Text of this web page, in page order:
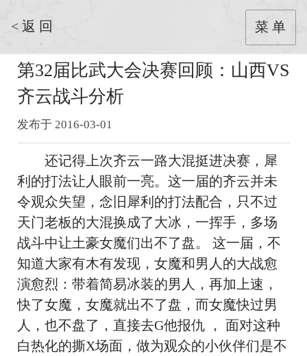
< 返 回 菜 单
第32届比武大会决赛回顾：山西VS
齐云战斗分析
发布于 2016-03-01
还记得上次齐云一路大混挺进决赛，犀
利的打法让人眼前一亮。这一届的齐云并未
令观众失望，念旧犀利的打法配合，只不过
天门老板的大混换成了大冰，一挥手，多场
战斗中让土豪女魔们出不了盘。 这一届，不
知道大家有木有发现，女魔和男人的大战愈
演愈烈：带着简易冰装的男人，再加上速，
快了女魔，女魔就出不了盘，而女魔快过男
人，也不盘了，直接去G他报仇 ， 面对这种
白热化的撕X场面，做为观众的小伙伴们是不